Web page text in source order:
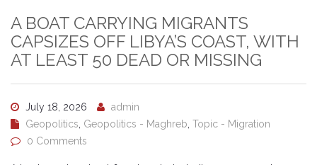
A BOAT CARRYING MIGRANTS
CAPSIZES OFF LIBYA’S COAST, WITH
AT LEAST 50 DEAD OR MISSING
July 18, 2026
admin
Geopolitics Geopolitics - Maghreb Topic - Migration
0 Comments